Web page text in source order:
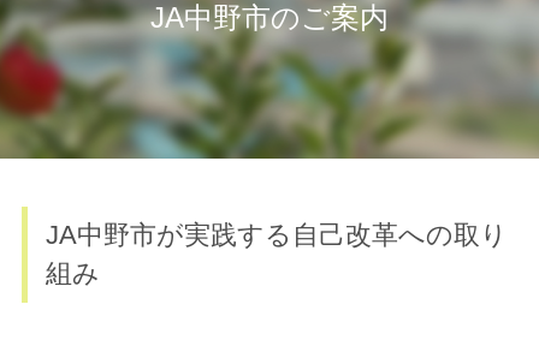
JA中野市のご案内
JA中野市が実践する自己改革への取り
組み